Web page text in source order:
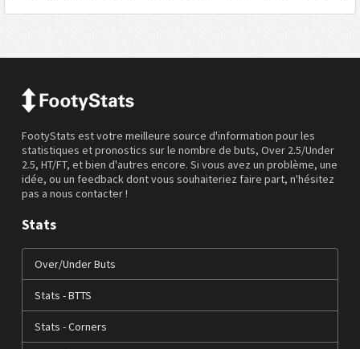
FootyStats est votre meilleure source d'information pour les
statistiques et pronostics sur le nombre de buts, Over 2.5/Under
2.5, HT/FT, et bien d'autres encore. Si vous avez un problème, une
idée, ou un feedback dont vous souhaiteriez faire part, n'hésitez
pas a nous contacter !
Stats
Over/Under Buts
Stats - BTTS
Stats - Corners